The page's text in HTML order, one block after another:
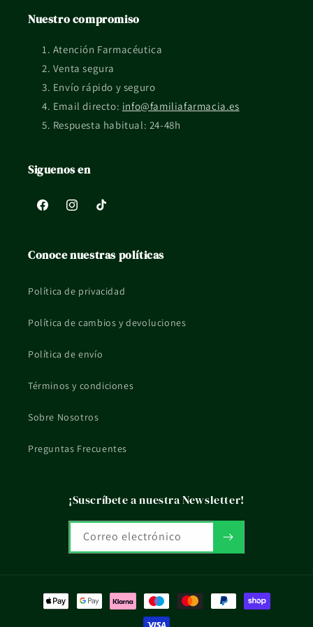
¿Para qué tipo de rutina está pensado Neuraxpharm
Neuraxbiotic Spectrum 30 Sticks?
Está orientado a una rutina de cuidado cotidiano dentro de
su categoría de uso.
Se presenta en formato 30 Sticks.
¿Qué pasa si tengo dudas de uso o compatibilidad?
profesional sanitario.
La información de esta ficha es orientativa y no sustituye el
Nuestro compromiso
Atención Farmacéutica
Venta segura
Envío rápido y seguro
Email directo: info@familiafarmacia.es
Respuesta habitual: 24-48h
Siguenos en
FacebookInstagramTikTok
Conoce nuestras políticas
Política de privacidad
Política de cambios y devoluciones
Política de envío
Términos y condiciones
Sobre Nosotros
Preguntas Frecuentes
¡Suscríbete a nuestra Newsletter!
Correo electrónico
Formas